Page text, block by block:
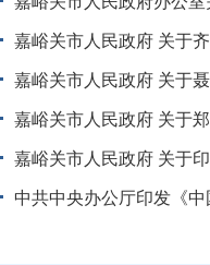
嘉峪关市人民政府 关于
嘉峪关市人民政府 关于
嘉峪关市人民政府 关于
中共中央办公厅印发《中